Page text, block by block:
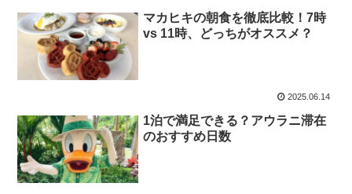
マカヒキの朝食を徹底比較！7時
vs 11時、どっちがオススメ？
2025.06.14
1泊で満足できる？アウラニ滞在
のおすすめ日数